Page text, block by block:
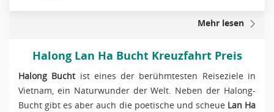
Mehr lesen
Halong Lan Ha Bucht Kreuzfahrt Preis
Halong Buchtist eines der berühmtesten Reiseziele in
Vietnam, ein Naturwunder der Welt. Neben der Halong-
Bucht gibt es aber auch die poetische und scheue Lan Ha